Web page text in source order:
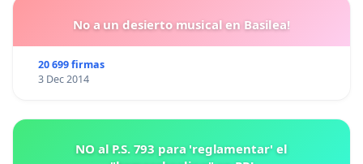
No a un desierto musical en Basilea!
20 699 firmas
3 Dec 2014
NO al P.S. 793 para 'reglamentar' el